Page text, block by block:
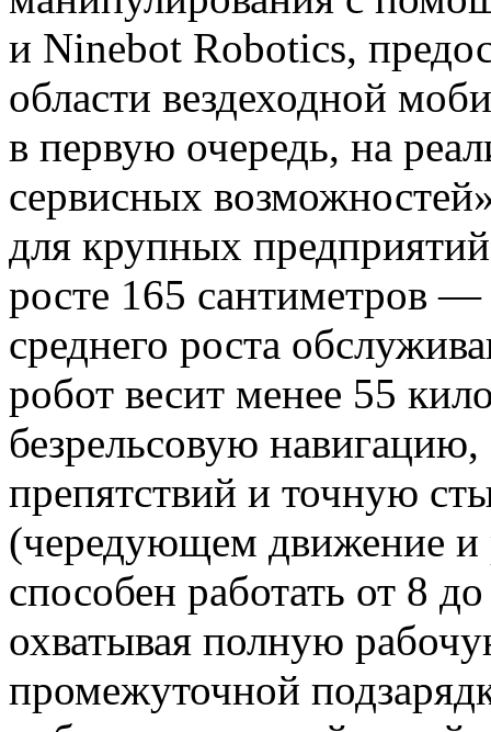
и Ninebot Robotics,
области вездеходной
в первую очередь, на
сервисных
для крупных
росте 165 сантиметров
среднего роста
робот весит менее 55
безрельсовую
препятствий и точную
(чередующем движение
способен работать от 8
охватывая полную
промежуточной